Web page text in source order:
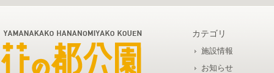
カテゴリ
施設情報
お知らせ